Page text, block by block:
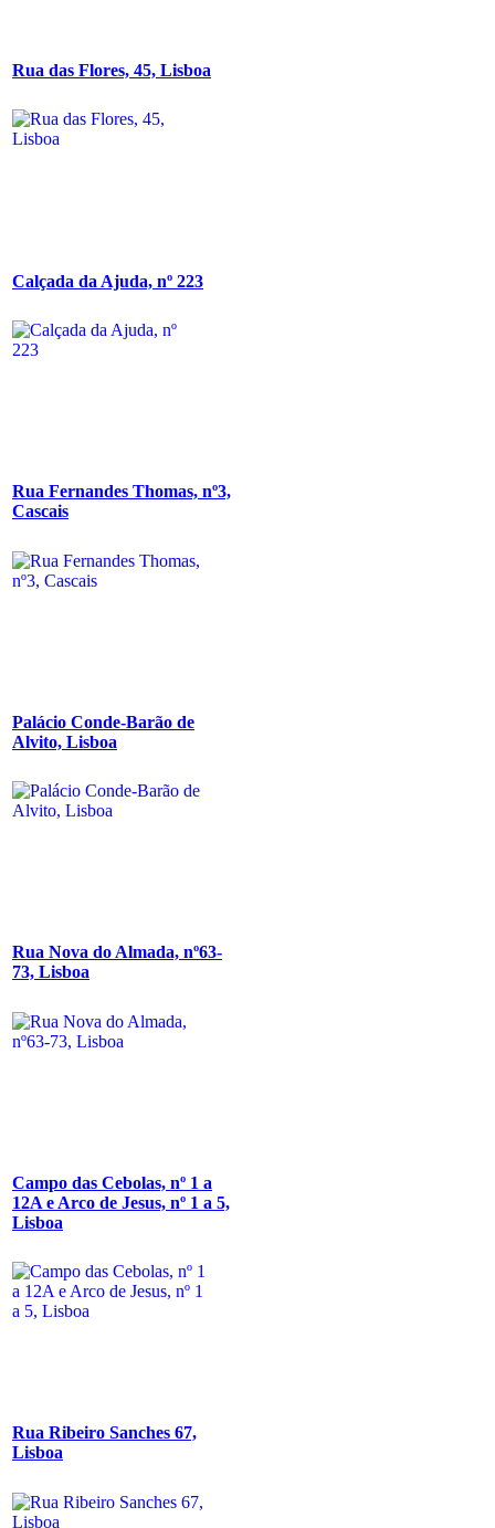
Rua das Flores, 45, Lisboa
Calçada da Ajuda, nº 223
Rua Fernandes Thomas, nº3,
Cascais
Palácio Conde-Barão de
Alvito, Lisboa
Rua Nova do Almada, nº63-
73, Lisboa
Campo das Cebolas, nº 1 a
12A e Arco de Jesus, nº 1 a 5,
Lisboa
Rua Ribeiro Sanches 67,
Lisboa